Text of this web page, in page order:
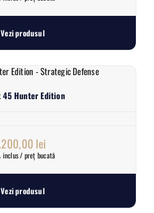
Vezi produsul
45 Hunter Edition
lei
inclus / preț bucată
Vezi produsul